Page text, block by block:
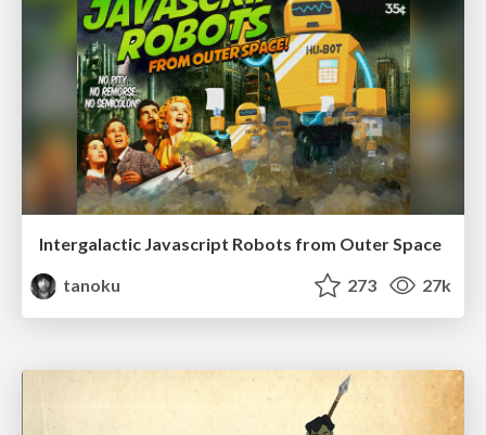
Intergalactic Javascript Robots from Outer Space
tanoku
273 27k